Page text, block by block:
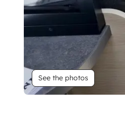
See the photos